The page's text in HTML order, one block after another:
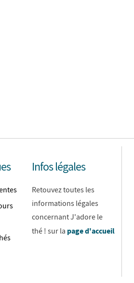
Infos légales
Retouvez toutes les
informations légales
concernant J'adore le
thé ! sur la page d'accueil